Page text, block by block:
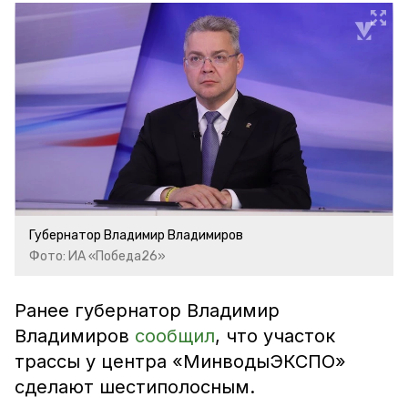
Губернатор Владимир Владимиров
Фото: ИА «Победа26»
Ранее губернатор Владимир
Владимиров сообщил, что участок
трассы у центра «МинводыЭКСПО»
сделают шестиполосным.